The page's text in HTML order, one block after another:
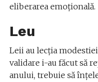
eliberarea emoțională.
Leu
Leii au lecția
validare i-au făcut să
anului, trebuie să